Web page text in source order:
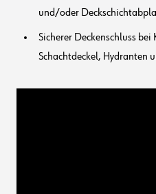
und/oder
Sicherer Deckenschluss
Schachtdeckel, Hydranten